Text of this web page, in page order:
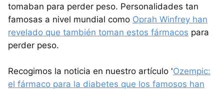
tomaban para perder peso. Personalidades tan
famosas a nivel mundial como Oprah Winfrey han
revelado que también toman estos fármacos para
perder peso.
Recogimos la noticia en nuestro artículo 'Ozempic:
el fármaco para la diabetes que los famosos han